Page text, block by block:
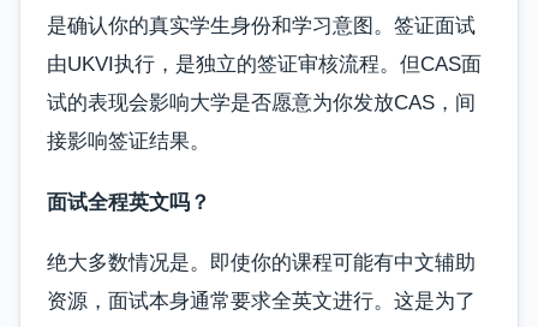
是确认你的真实学生身份和学习意图。签证面试
由UKVI执行，是独立的签证审核流程。但CAS面
试的表现会影响大学是否愿意为你发放CAS，间
接影响签证结果。
面试全程英文吗？
绝大多数情况是。即使你的课程可能有中文辅助
资源，面试本身通常要求全英文进行。这是为了